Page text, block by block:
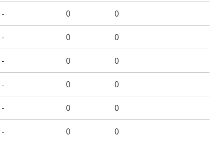
- 0 0
- 0 0
- 0 0
- 0 0
- 0 0
- 0 0